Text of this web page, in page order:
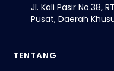
Jl. Kali Pasir No.38,
Pusat, Daerah
TENTANG